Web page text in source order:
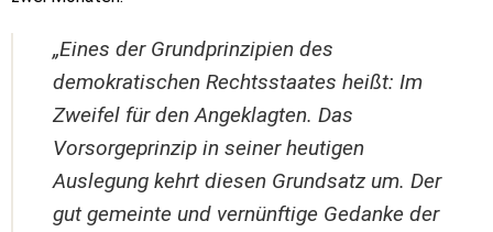
„Eines der Grundprinzipien des
demokratischen Rechtsstaates heißt: Im
Zweifel für den Angeklagten. Das
Vorsorgeprinzip in seiner heutigen
Auslegung kehrt diesen Grundsatz um. Der
gut gemeinte und vernünftige Gedanke der